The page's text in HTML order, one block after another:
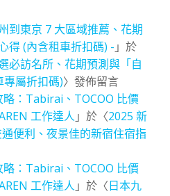
到東京 7 大區域推薦、花期
得 (內含租車折扣碼) - 」於
必訪名所、花期預測與「自
專屬折扣碼)〉發佈留言
：Tabirai、TOCOO 比價
工作達人 」於〈2025 新
便利、夜景佳的新宿住宿指
：Tabirai、TOCOO 比價
工作達人 」於〈日本九